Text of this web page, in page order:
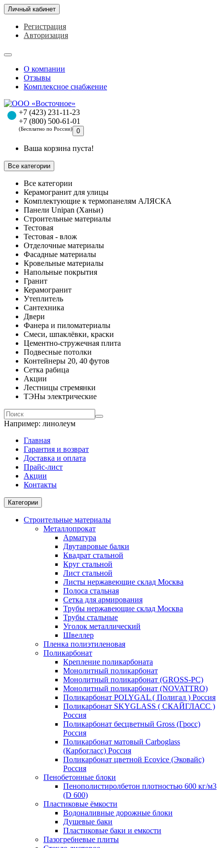
Личный кабинет
Регистрация
Авторизация
О компании
Отзывы
Комплексное снабжение
+7 (423) 231-11-23
+7 (800) 500-61-01
(Бесплатно по России) 0
Ваша корзина пуста!
Все категории
Все категории
Керамогранит для улицы
Комплектующие к термопанелям АЛЯСКА
Панели Unipan (Ханьи)
Строительные материалы
Тестовая
Тестовая - влож
Отделочные материалы
Фасадные материалы
Кровельные материалы
Напольные покрытия
Гранит
Керамогранит
Утеплитель
Сантехника
Двери
Фанера и пиломатериалы
Смеси, шпаклёвки, краски
Цементно-стружечная плита
Подвесные потолки
Контейнеры 20, 40 футов
Сетка рабица
Акции
Лестницы стремянки
ТЭНы электрические
Например: линолеум
Главная
Гарантия и возврат
Доставка и оплата
Прайс-лист
Акции
Контакты
Категории
Строительные материалы
Металлопрокат
Арматура
Двутавровые балки
Квадрат стальной
Круг стальной
Лист стальной
Листы нержавеющие склад Москва
Полоса стальная
Сетка для армирования
Трубы нержавеющие склад Москва
Трубы стальные
Уголок металлический
Швеллер
Пленка полиэтиленовая
Поликарбонат
Крепление поликарбоната
Монолитный поликарбонат
Монолитный поликарбонат (GROSS-PC)
Монолитный поликарбонат (NOVATTRO)
Поликарбонат POLYGAL ( Полигал ) Россия
Поликарбонат SKYGLASS ( СКАЙГЛАСС )
Россия
Поликарбонат бесцветный Gross (Гросс)
Россия
Поликарбонат матовый Carboglass
(Карбогласс) Россия
Поликарбонат цветной Ecovice (Эковайс)
Россия
Пенобетонные блоки
Пенополистиролбетон плотностью 600 кг/м3
(D 600)
Пластиковые ёмкости
Водоналивные дорожные блоки
Душевые баки
Пластиковые баки и емкости
Пазогребневые плиты